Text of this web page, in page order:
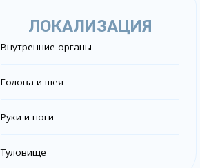
ЛОКАЛИЗАЦИЯ
Внутренние органы
Голова и шея
Руки и ноги
Туловище